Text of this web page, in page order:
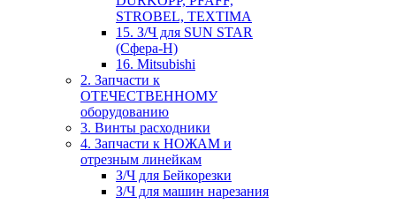
STROBEL, TEXTIMA
15. З/Ч для SUN STAR
(Сфера-Н)
16. Mitsubishi
2. Запчасти к
ОТЕЧЕСТВЕННОМУ
оборудованию
3. Винты расходники
4. Запчасти к НОЖАМ и
отрезным линейкам
З/Ч для Бейкорезки
З/Ч для машин нарезания